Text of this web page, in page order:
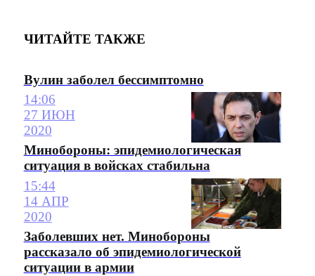
ЧИТАЙТЕ ТАКЖЕ
Вулин заболел бессимптомно
14:06
27 ИЮН
2020
Минобороны: эпидемиологическая
ситуация в войсках стабильна
15:44
14 АПР
2020
Заболевших нет. Минобороны
рассказало об эпидемиологической
ситуации в армии